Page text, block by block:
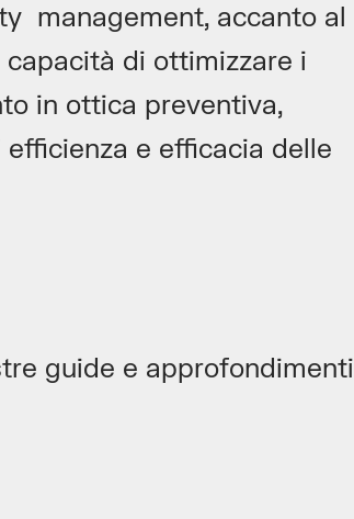
management, accanto al
di ottimizzare i
in ottica preventiva,
e efficacia delle
guide e approfondimenti